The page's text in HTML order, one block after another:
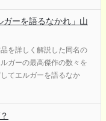
ガーを語るなかれ」山
を詳しく解説した同名の
ガーの最高傑作の数々を
てエルガーを語るなか